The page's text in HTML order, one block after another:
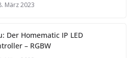
März 2023
Der Homematic IP LED
– RGBW